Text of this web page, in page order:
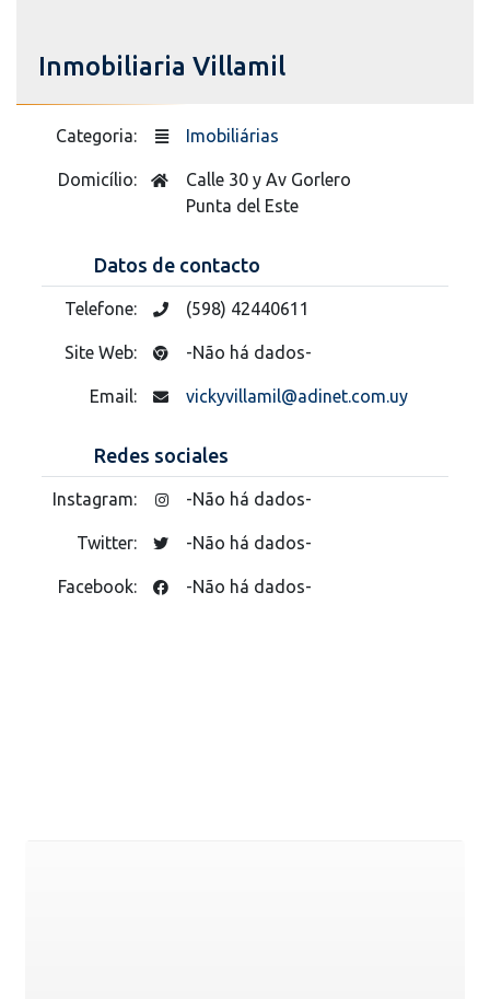
Inmobiliaria Villamil
Categoria: Imobiliárias
Domicílio:
Calle 30 y Av Gorlero
Punta del Este
Datos de contacto
Telefone: (598) 42440611
Site Web: -Não há dados-
Email: vickyvillamil@adinet.com.uy
Redes sociales
Instagram: -Não há dados-
Twitter: -Não há dados-
Facebook: -Não há dados-